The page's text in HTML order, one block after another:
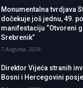
Monumentalna tvrdjava
dočekuje još jednu, 49.
manifestaciju “Otvoreni
Srebrenik”
7 Augusta, 2026
Direktor Vijeća stranih
Bosni i Hercegovini